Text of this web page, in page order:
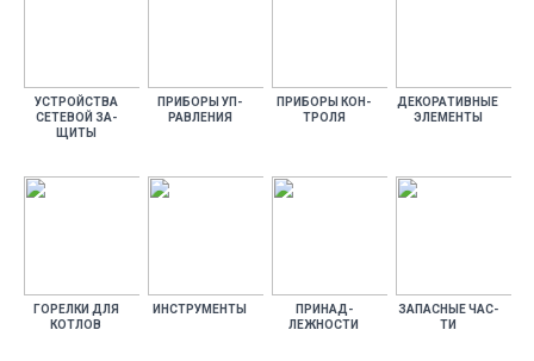
УС­ТРОЙ­СТВА
СЕ­ТЕВОЙ ЗА­
ЩИТЫ
ПРИ­БОРЫ УП­
РАВЛЕ­НИЯ
ПРИ­БОРЫ КОН­
ТРО­ЛЯ
ДЕ­КОРА­ТИВ­НЫЕ
ЭЛЕ­МЕН­ТЫ
ГО­РЕЛ­КИ ДЛЯ
КОТ­ЛОВ
ИНС­ТРУ­МЕН­ТЫ
ПРИ­НАД­
ЛЕЖНОС­ТИ
ЗА­ПАС­НЫЕ ЧАС­
ТИ